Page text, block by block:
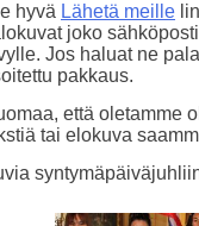
hyvä Lähetä meille
joko
Jos haluat ne
pakkaus.
että oletamme
tai elokuva